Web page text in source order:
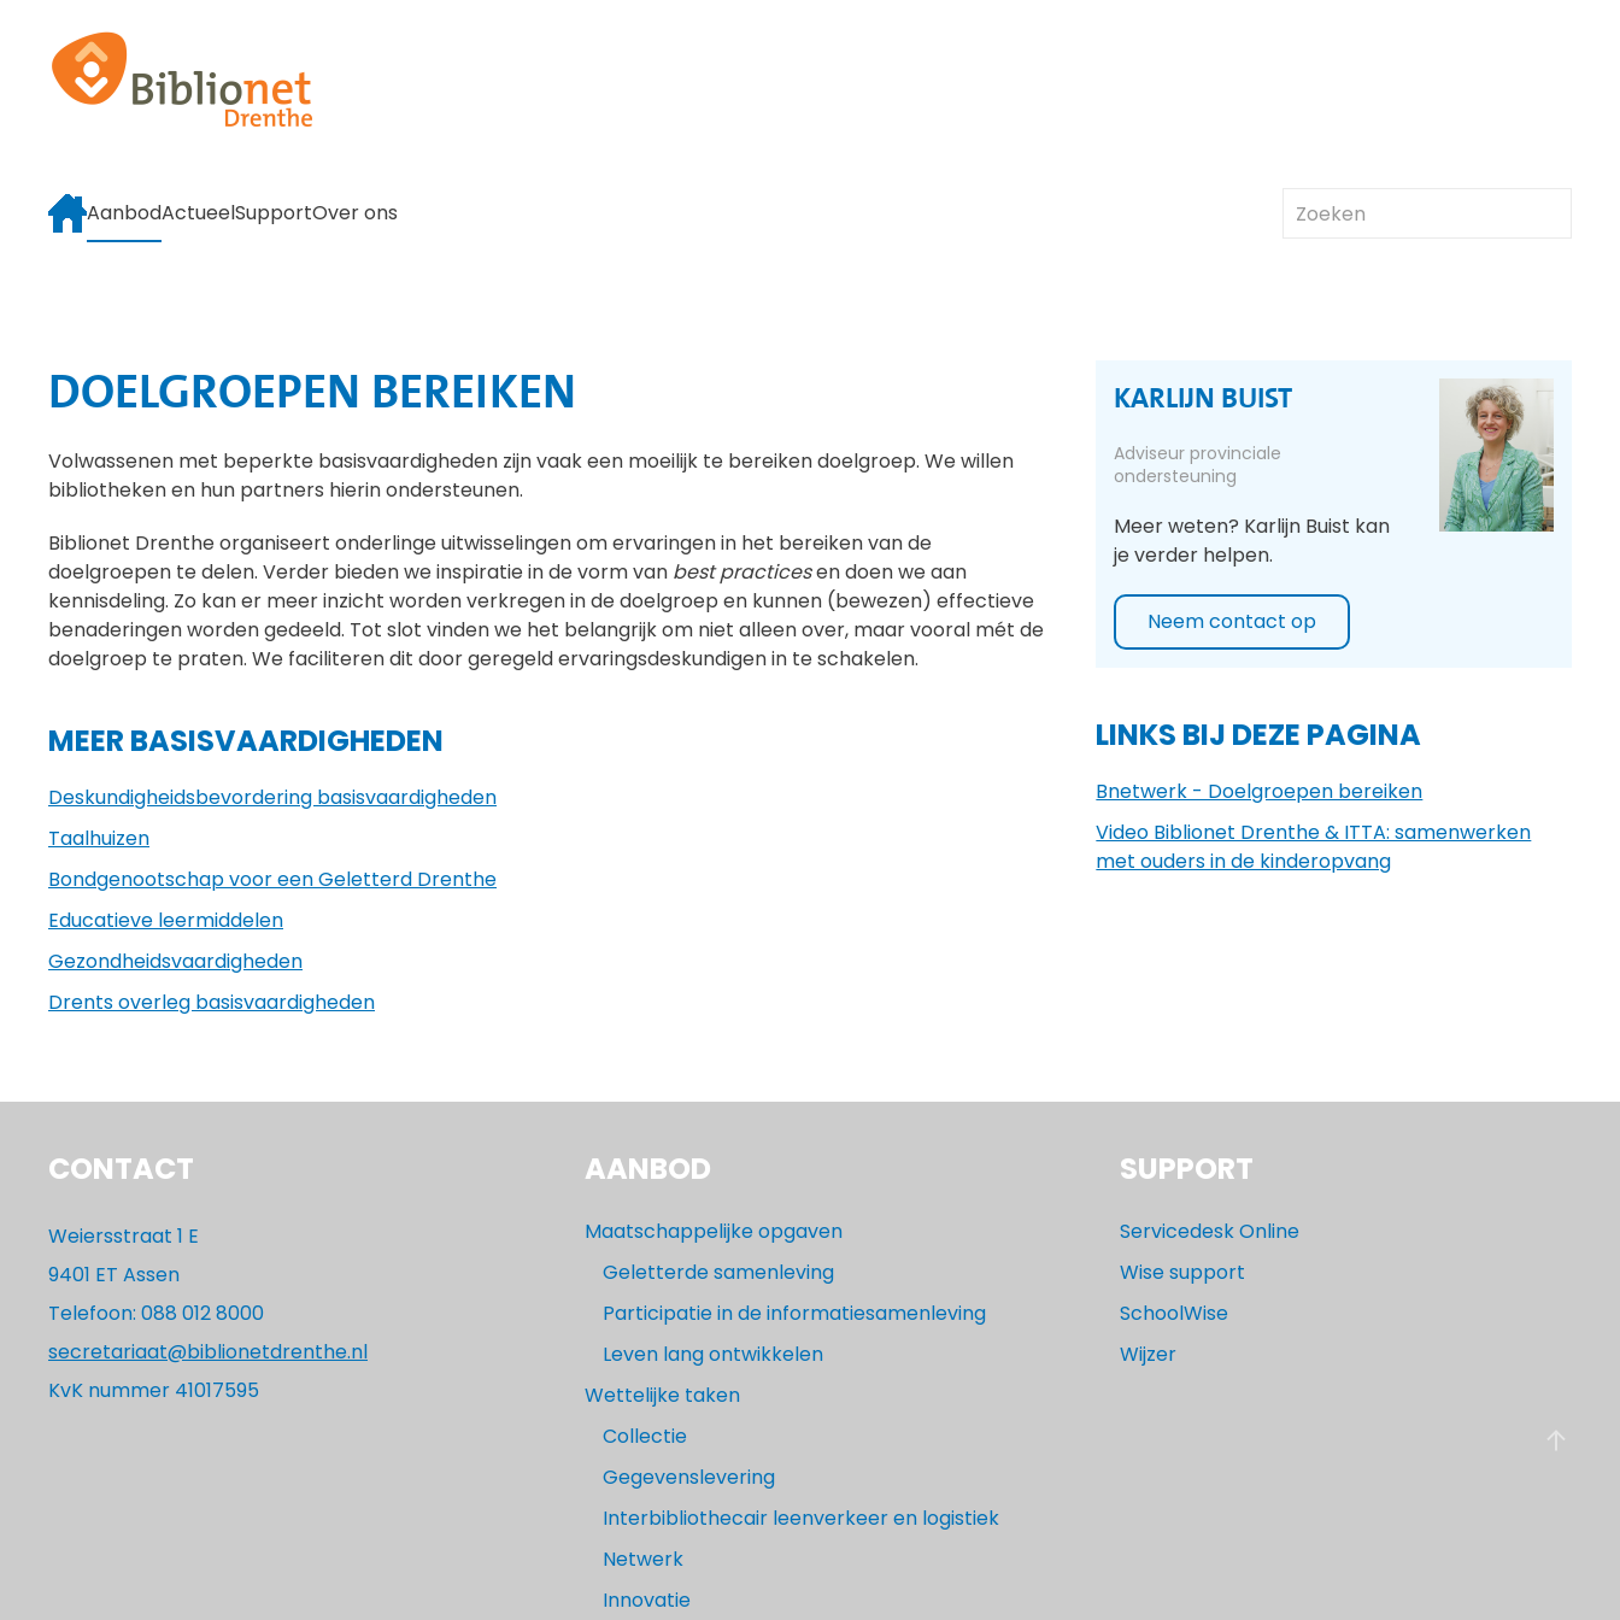
Terug naar hoofdinhoud
AanbodActueelSupportOver ons
DOELGROEPEN BEREIKEN
Volwassenen met beperkte basisvaardigheden zijn vaak een moeilijk te bereiken doelgroep. We willen
bibliotheken en hun partners hierin ondersteunen.
Biblionet Drenthe organiseert onderlinge uitwisselingen om ervaringen in het bereiken van de
doelgroepen te delen. Verder bieden we inspiratie in de vorm van best practicesen doen we aan
kennisdeling. Zo kan er meer inzicht worden verkregen in de doelgroep en kunnen (bewezen) effectieve
benaderingen worden gedeeld. Tot slot vinden we het belangrijk om niet alleen over, maar vooral mét de
doelgroep te praten. We faciliteren dit door geregeld ervaringsdeskundigen in te schakelen.
MEER BASISVAARDIGHEDEN
Deskundigheids­­bevor­­dering basisvaardigheden
Taalhuizen
Bondgenootschap voor een Geletterd Drenthe
Educatieve leermiddelen
Gezondheidsvaardigheden
Drents overleg basisvaardigheden
KARLIJN BUIST
Adviseur provinciale
ondersteuning
Meer weten? Karlijn Buist kan
je verder helpen.
Neem contact op
LINKS BIJ DEZE PAGINA
Bnetwerk - Doelgroepen bereiken
Video Biblionet Drenthe & ITTA: samenwerken
met ouders in de kinderopvang
CONTACT
Weiersstraat 1 E
9401 ET Assen
Telefoon: 088 012 8000
secretariaat@biblionetdrenthe.nl
KvK nummer 41017595
AANBOD
Maatschappelijke opgaven
Geletterde samenleving
Participatie in de informatiesamenleving
Leven lang ontwikkelen
Wettelijke taken
Collectie
Gegevenslevering
Interbibliothecair leenverkeer en logistiek
Netwerk
Innovatie
SUPPORT
Servicedesk Online
Wise support
SchoolWise
Wijzer